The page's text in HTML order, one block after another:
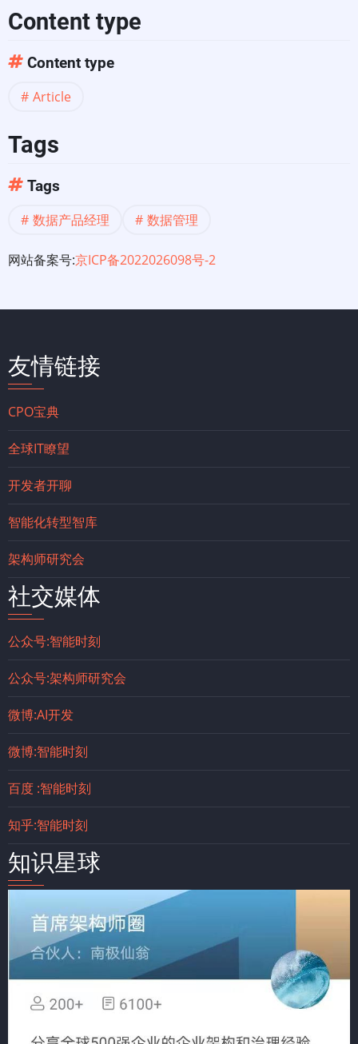
Content type
Content type
Article
Tags
Tags
数据产品经理 数据管理
网站备案号:京ICP备2022026098号-2
友情链接
CPO宝典
全球IT瞭望
开发者开聊
智能化转型智库
架构师研究会
社交媒体
公众号:智能时刻
公众号:架构师研究会
微博:AI开发
微博:智能时刻
百度 :智能时刻
知乎:智能时刻
知识星球